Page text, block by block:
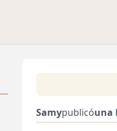
Samypublicóuna